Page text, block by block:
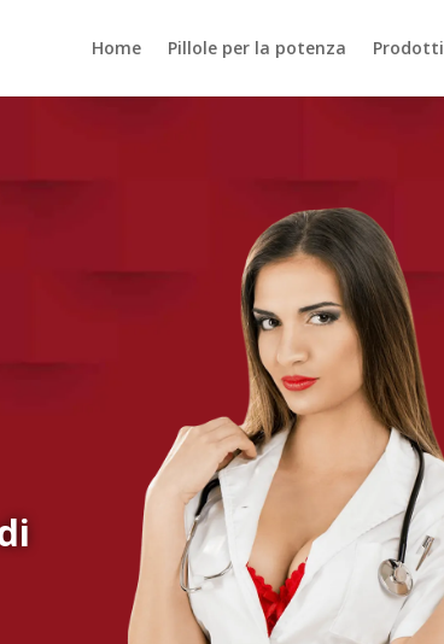
Home Pillole per la potenza Prodotti